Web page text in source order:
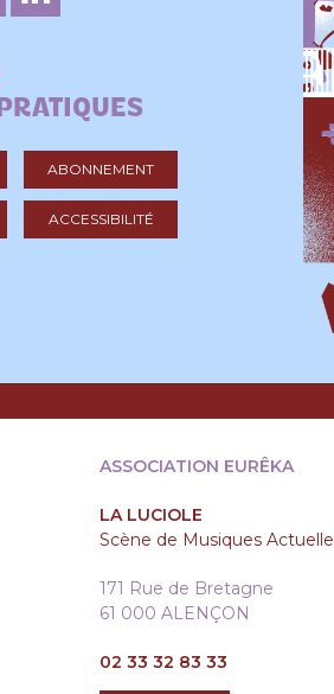
ABONNEMENT
ACCESSIBILITÉ
ASSOCIATION EURÊKA
LA LUCIOLE
Scène de Musiques
171 Rue de Bretagne
61 000 ALENÇON
02 33 32 83 33